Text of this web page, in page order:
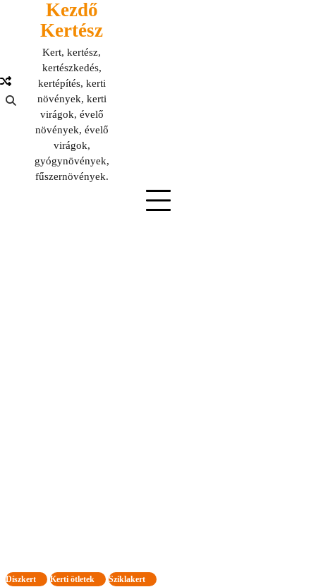
Kezdő
Kertész
Kert, kertész,
kertészkedés,
kertépítés, kerti
növények, kerti
virágok, évelő
növények, évelő
virágok,
gyógynövények,
fűszernövények.
Díszkert Kerti ötletek Sziklakert